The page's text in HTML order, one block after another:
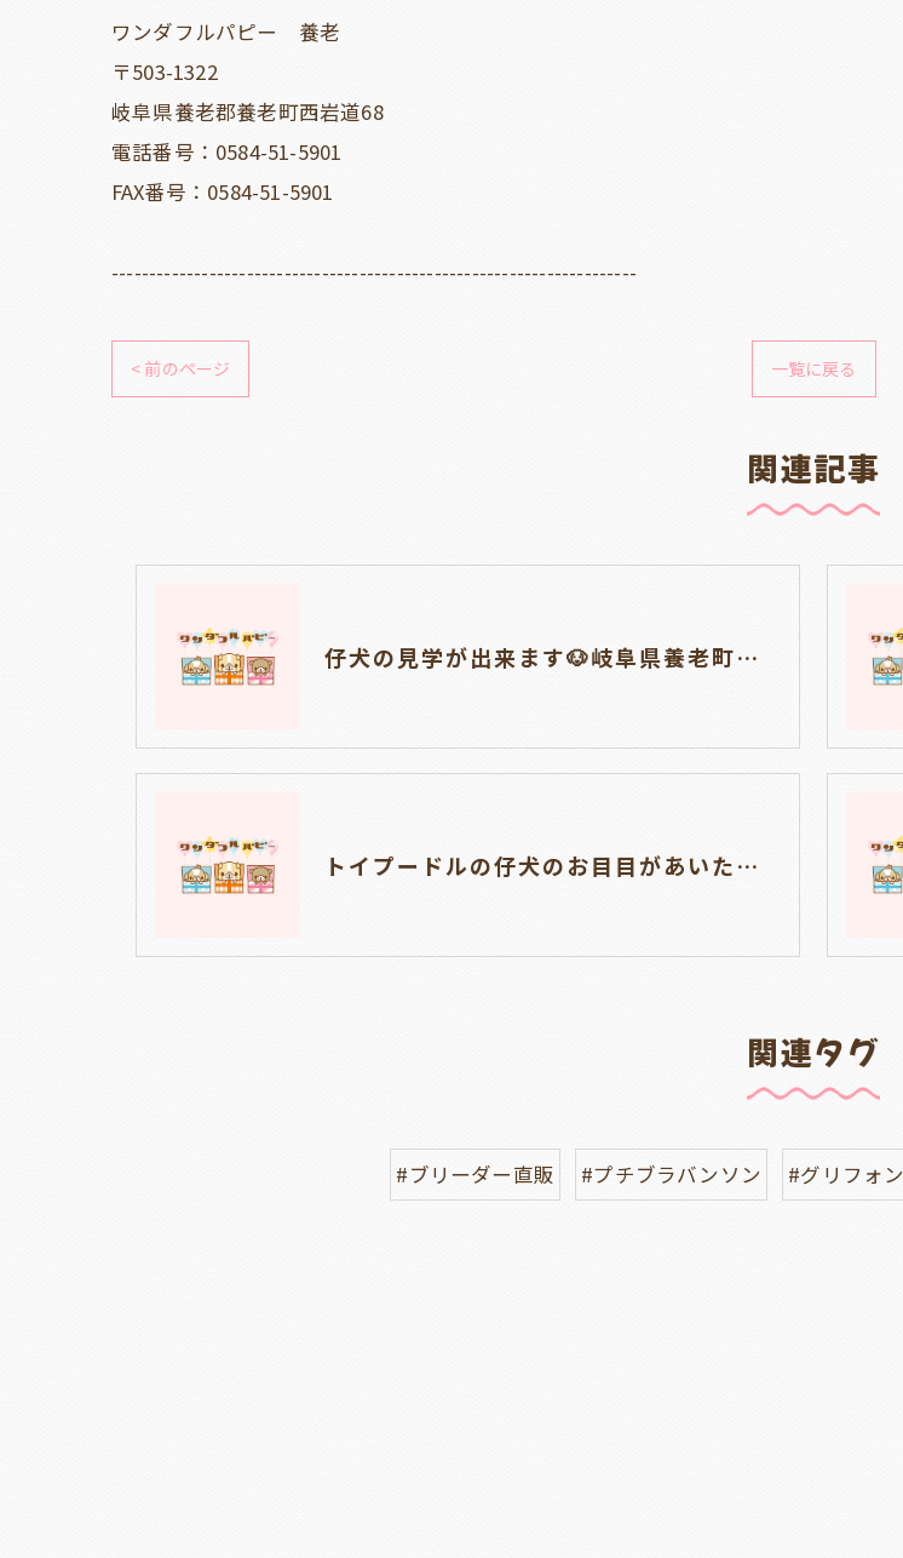
ワンダフルパピー 養老
〒503-1322
岐阜県養老郡養老町西岩道68
電話番号：0584-51-5901
FAX番号：0584-51-5901
----------------------------------------------------------------------
< 前のページ 一覧に戻る
関連記事
仔犬の見学が出来ます🐶岐阜県養老町のブリーダーワンダフルパピーです。
トイプードルの仔犬のお目目があいたよ👀🐶岐阜県養老町のブリーダーワンダフルパピーです。
関連タグ
#ブリーダー直販 #プチブラバンソン #グリフォン